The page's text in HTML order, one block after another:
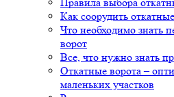
Как соорудить
Что необходимо знать
ворот
Все, что нужно знать
Откатные ворота –
маленьких участков